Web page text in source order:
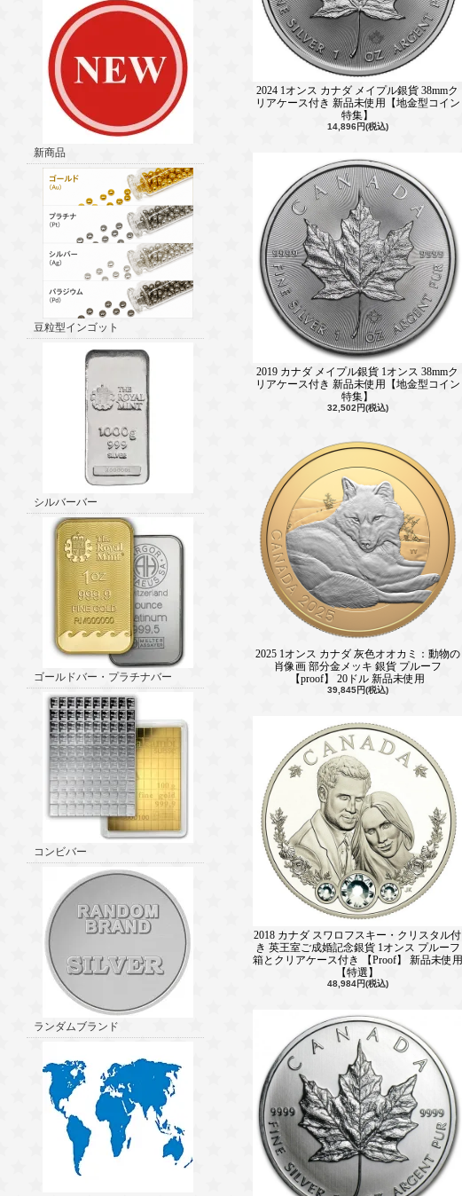
新商品
豆粒型インゴット
シルバーバー
ゴールドバー・プラチナバー
コンビバー
ランダムブランド
2024 1オンス カナダ メイプル銀貨 38mmク
リアケース付き 新品未使用【地金型コイン
特集】
14,896円(税込)
2019 カナダ メイプル銀貨 1オンス 38mmク
リアケース付き 新品未使用【地金型コイン
特集】
32,502円(税込)
2025 1オンス カナダ 灰色オオカミ：動物の
肖像画 部分金メッキ 銀貨 プルーフ
【proof】 20ドル 新品未使用
39,845円(税込)
2018 カナダ スワロフスキー・クリスタル付
き 英王室ご成婚記念銀貨 1オンス プルーフ
箱とクリアケース付き 【Proof】 新品未使用
【特選】
48,984円(税込)